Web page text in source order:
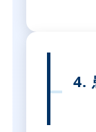
4.